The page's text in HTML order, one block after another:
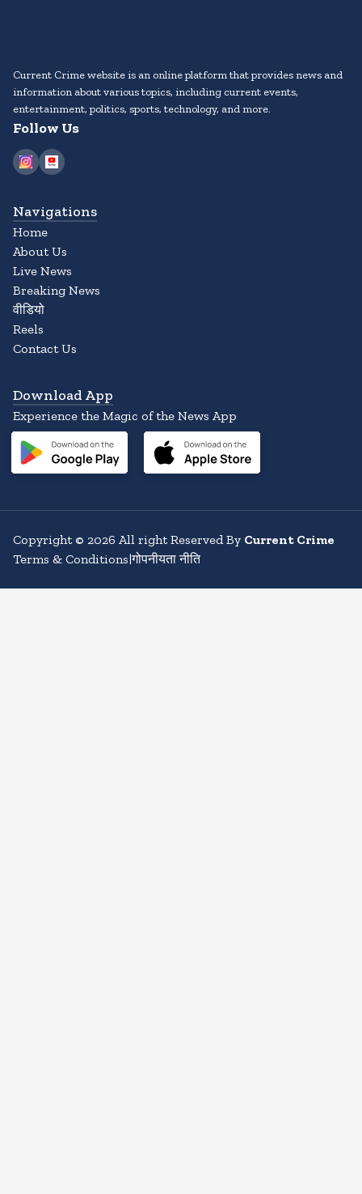
Current Crime website is an online platform that provides news and
information about various topics, including current events,
entertainment, politics, sports, technology, and more.
Follow Us
Navigations
Home
About Us
Live News
Breaking News
वीडियो
Reels
Contact Us
Download App
Experience the Magic of the News App
Copyright© 2026 All right Reserved By Current Crime
Terms & Conditions|गोपनीयता नीति